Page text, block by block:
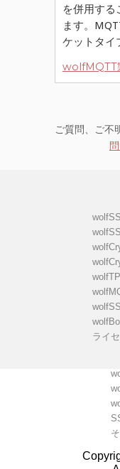
を併用する
ます。
ケットタイ
wolfMQTT
ご質問、ご不
ライ